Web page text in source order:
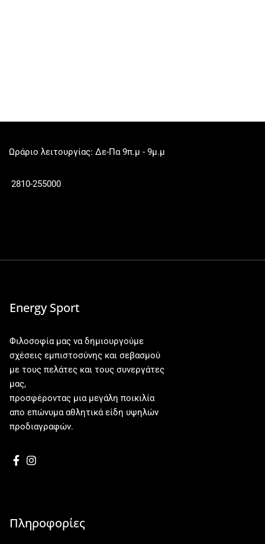
Ωράριο λειτουργίας: Δε-Πα 9π.μ - 9μ.μ
2810-255000
Energy Sport
Φιλοσοφία μας να δημιουργούμε
σχέσεις εμπιστοσύνης και σεβασμού
με τους πελάτες και τους συνεργάτες
μας,
προσφέροντας μια μεγάλη ποικιλία
απο επώνυμα αθλητικά είδη υψηλών
προδιαγραφών.
Πληροφορίες